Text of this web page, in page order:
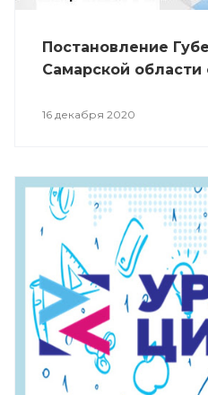
Постановление
Самарской области
16 декабря 2020